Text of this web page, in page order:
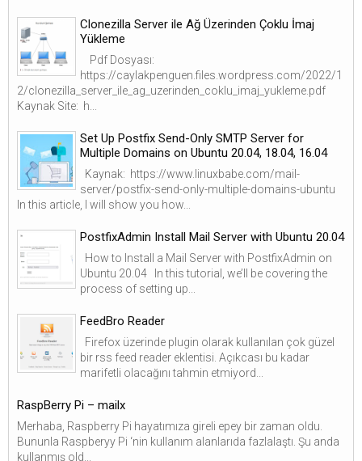
Clonezilla Server ile Ağ Üzerinden Çoklu İmaj
Yükleme
Pdf Dosyası:
https://caylakpenguen.files.wordpress.com/2022/1
2/clonezilla_server_ile_ag_uzerinden_coklu_imaj_yukleme.pdf
Kaynak Site: h...
Set Up Postfix Send-Only SMTP Server for
Multiple Domains on Ubuntu 20.04, 18.04, 16.04
Kaynak: https://www.linuxbabe.com/mail-
server/postfix-send-only-multiple-domains-ubuntu
In this article, I will show you how...
PostfixAdmin Install Mail Server with Ubuntu 20.04
How to Install a Mail Server with PostfixAdmin on
Ubuntu 20.04 In this tutorial, we’ll be covering the
process of setting up...
FeedBro Reader
Firefox üzerinde plugin olarak kullanılan çok güzel
bir rss feed reader eklentisi. Açıkcası bu kadar
marifetli olacağını tahmin etmiyord...
RaspBerry Pi – mailx
Merhaba, Raspberry Pi hayatımıza gireli epey bir zaman oldu.
Bununla Raspberyy Pi ‘nin kullanım alanlarıda fazlalaştı. Şu anda
kullanmış old...